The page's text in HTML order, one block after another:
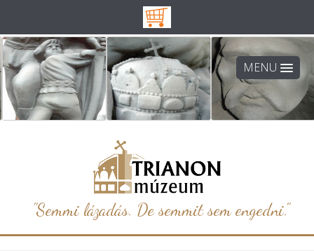
MENU
"Semmi lázadás. De semmit sem engedni."